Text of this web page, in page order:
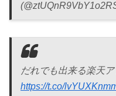
だれでも出来る楽天
https://t.co/